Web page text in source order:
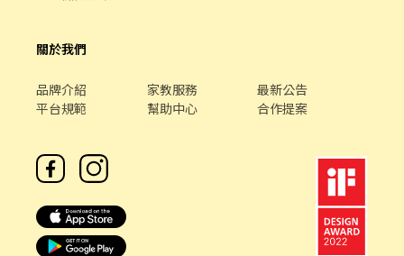
關於我們
品牌介紹 家教服務
最新公告
平台規範
幫助中心 合作提案